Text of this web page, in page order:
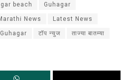
beach Guhagar
News Latest News
टॉप न्युज ताज्या बातम्या